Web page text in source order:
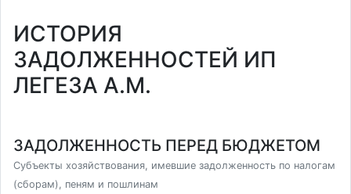
ИСТОРИЯ
ЗАДОЛЖЕННОСТЕЙ ИП
ЛЕГЕЗА А.М.
ЗАДОЛЖЕННОСТЬ ПЕРЕД БЮДЖЕТОМ
Субъекты хозяйствования, имевшие задолженность по налогам
(сборам), пеням и пошлинам